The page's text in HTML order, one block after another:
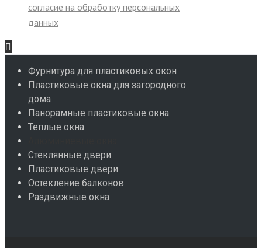
согласие на обработку персональных
данных
Фурнитура для пластиковых окон
Пластиковые окна для загородного
дома
Панорамные пластиковые окна
Теплые окна
Стеклянные двери
Пластиковые двери
Остекление балконов
Раздвижные окна